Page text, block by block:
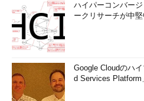
ハイパーコンバー
ークリサーチが中
Google Cloudのハ
d Services Platform